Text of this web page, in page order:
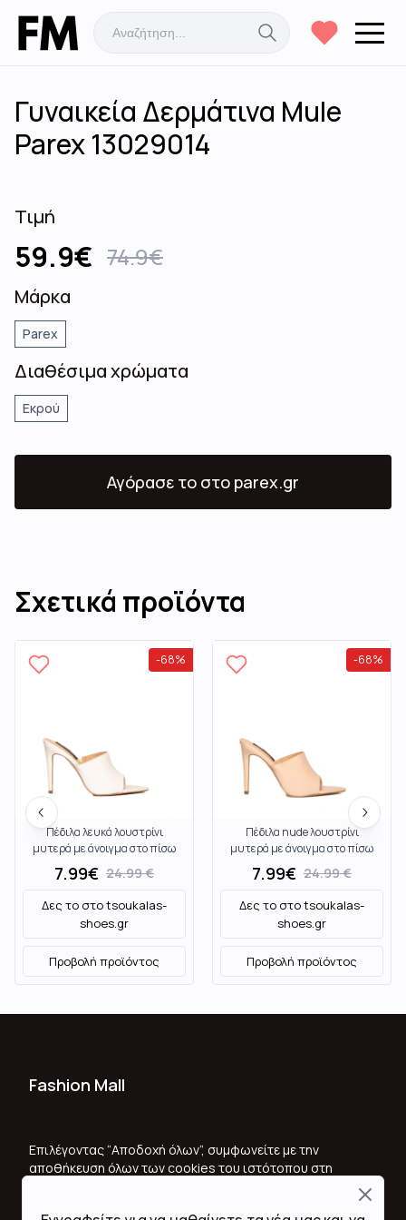
Επιλέγοντας “Αποδοχή όλων”, συμφωνείτε με την
αποθήκευση όλων των cookies του ιστότοπου στη
Close
Γυναικεία Δερμάτινα Mule
Parex 13029014
Τιμή
59.9€ 74.9€
Μάρκα
Parex
Διαθέσιμα χρώματα
Εκρού
Αγόρασε το στο parex.gr
Σχετικά προϊόντα
-68%
Πέδιλα λευκά λουστρίνι
μυτερά με άνοιγμα στο πίσω
μέρος ΛΕΥΚΟ
7.99€ 24.99€
Δες το στοtsoukalas-
shoes.gr
Προβολή προϊόντος
-68%
Πέδιλα nude λουστρίνι
μυτερά με άνοιγμα στο πίσω
μέρος NUDE
7.99€ 24.99€
Δες το στοtsoukalas-
shoes.gr
Προβολή προϊόντος
Fashion Mall
Όροι Χρήσης & Προϋποθέσεις
Πολιτική Απορρήτου